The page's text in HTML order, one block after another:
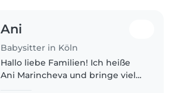
Ani
Babysitter in Köln
Hallo liebe Familien! Ich heiße
Ani Marincheva und bringe viel